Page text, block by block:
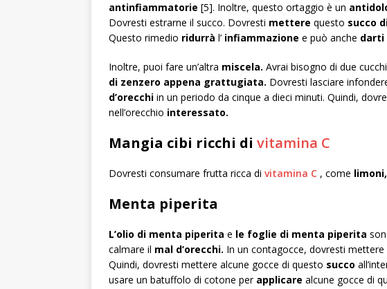
antinfiammatorie [5]. Inoltre, questo ortaggio è un
Dovresti estrarne il succo. Dovresti mettere questo succo
Questo rimedio ridurrà l’ infiammazione e può anche darti
Inoltre, puoi fare un’altra miscela. Avrai bisogno di due
di zenzero appena grattugiata. Dovresti lasciare
d’orecchi in un periodo da cinque a dieci minuti. Quindi,
nell’orecchio interessato.
Mangia cibi ricchi di vitamina C
Dovresti consumare frutta ricca di vitamina C , come
Menta piperita
L’olio di menta piperita e le foglie di menta piperita
calmare il mal d’orecchi. In un contagocce, dovresti mettere
Quindi, dovresti mettere alcune gocce di questo succo
usare un batuffolo di cotone per applicare alcune gocce di